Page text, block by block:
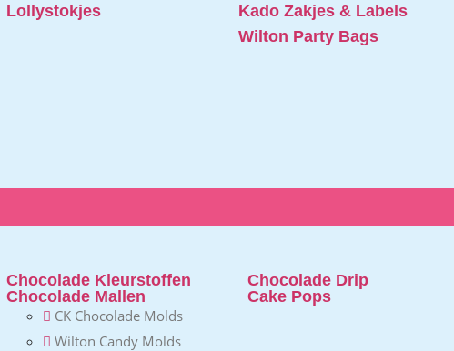
Lollystokjes
Kado Zakjes & Labels
Wilton Party Bags
Chocolade Kleurstoffen
Chocolade Mallen
CK Chocolade Molds
Wilton Candy Molds
Chocolade Drip
Cake Pops